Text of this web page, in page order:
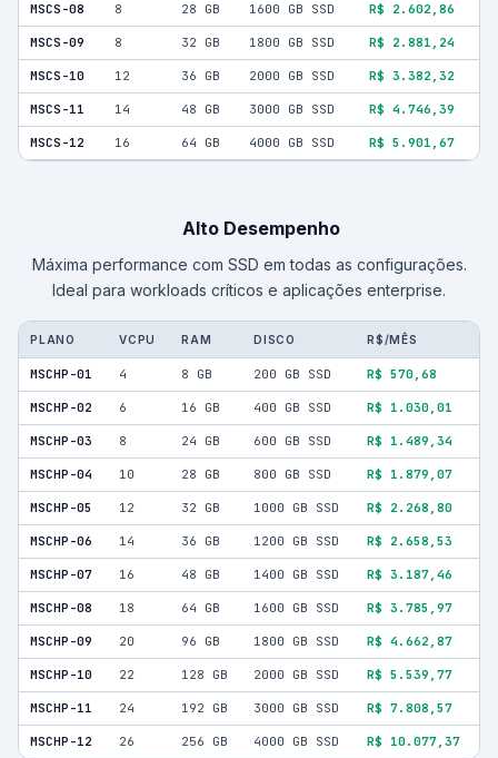
MSCS-08 8 28 GB 1600 GB SSD R$ 2.602,86
MSCS-09 8 32 GB 1800 GB SSD R$ 2.881,24
MSCS-10 12 36 GB 2000 GB SSD R$ 3.382,32
MSCS-11 14 48 GB 3000 GB SSD R$ 4.746,39
MSCS-12 16 64 GB 4000 GB SSD R$ 5.901,67
Alto Desempenho
Máxima performance com SSD em todas as configurações.
Ideal para workloads críticos e aplicações enterprise.
PLANO VCPU RAM DISCO R$/MÊS
MSCHP-01 4 8 GB 200 GB SSD R$ 570,68
MSCHP-02 6 16 GB 400 GB SSD R$ 1.030,01
MSCHP-03 8 24 GB 600 GB SSD R$ 1.489,34
MSCHP-04 10 28 GB 800 GB SSD R$ 1.879,07
MSCHP-05 12 32 GB 1000 GB SSD R$ 2.268,80
MSCHP-06 14 36 GB 1200 GB SSD R$ 2.658,53
MSCHP-07 16 48 GB 1400 GB SSD R$ 3.187,46
MSCHP-08 18 64 GB 1600 GB SSD R$ 3.785,97
MSCHP-09 20 96 GB 1800 GB SSD R$ 4.662,87
MSCHP-10 22 128 GB 2000 GB SSD R$ 5.539,77
MSCHP-11 24 192 GB 3000 GB SSD R$ 7.808,57
MSCHP-12 26 256 GB 4000 GB SSD R$ 10.077,37